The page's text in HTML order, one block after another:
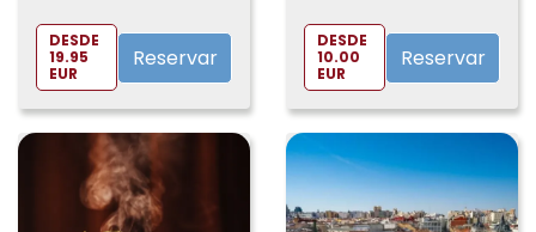
DESDE
19.95
EUR
Reservar
VinoPremier
DESDE
10.00
EUR
Reservar